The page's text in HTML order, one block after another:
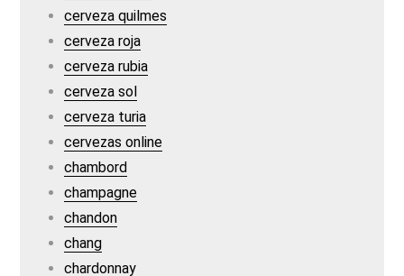
cerveza quilmes
cerveza roja
cerveza rubia
cerveza sol
cerveza turia
cervezas online
chambord
champagne
chandon
chang
chardonnay